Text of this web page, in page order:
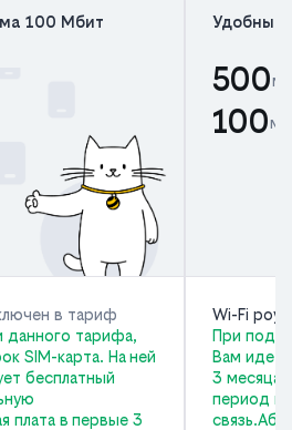
100 Мбит
в тариф
данного тарифа,
SIM-карта. На ней
бесплатный
плата в первые 3
Удобный
500
100
Wi-Fi
При
Вам идет
3 месяца
период